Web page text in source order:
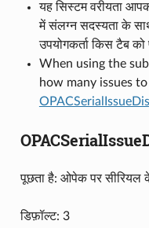
यह सिस्टम वरीयता
में संलग्न सदस्यता के
उपयोगकर्ता किस टैब
When using the
how many issues
पूछता है: ओपेक पर सीरियल
डिफ़ॉल्ट: 3